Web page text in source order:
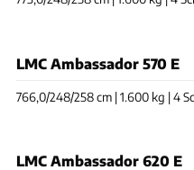
LMC Ambassador 570 E
766,0/248/258 cm | 1.600 kg | 4
LMC Ambassador 620 E